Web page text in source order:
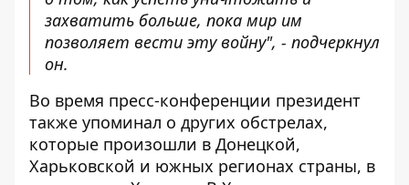
захватить больше, пока мир им
позволяет вести эту войну", - подчеркнул
он.
Во время пресс-конференции президент
также упоминал о других обстрелах,
которые произошли в Донецкой,
Харьковской и южных регионах страны, в